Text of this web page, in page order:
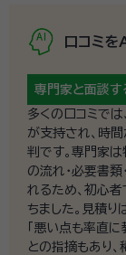
口コミ
専門家と面談す
多くの口コミで
が支持され、時
判です。専門家
の流れ・必要書類
れるため、初心
ちました。見積り
「悪い点も率直に
との指摘もあり